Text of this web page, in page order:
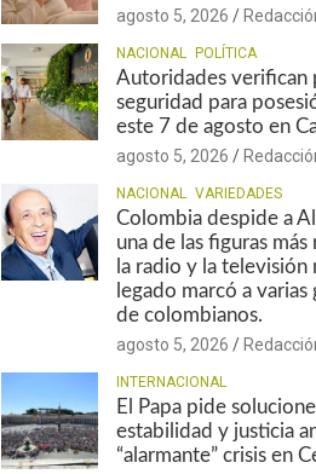
agosto 5, 2026
NACIONAL POLÍTICA
Autoridades verifican
seguridad para
este 7 de agosto en
agosto 5, 2026
NACIONAL VARIEDADES
Colombia despide a
una de las figuras
la radio y la televisión
legado marcó a varias
de colombianos.
agosto 5, 2026
INTERNACIONAL
El Papa pide
estabilidad y justicia
“alarmante” crisis en